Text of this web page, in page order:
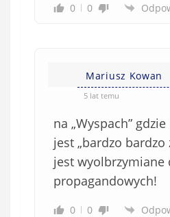
0 0
Mariusz Kowan
5 lat temu
na „Wyspach”
jest „bardzo bardzo
jest wyolbrzymiane
propagandowych!
0 0